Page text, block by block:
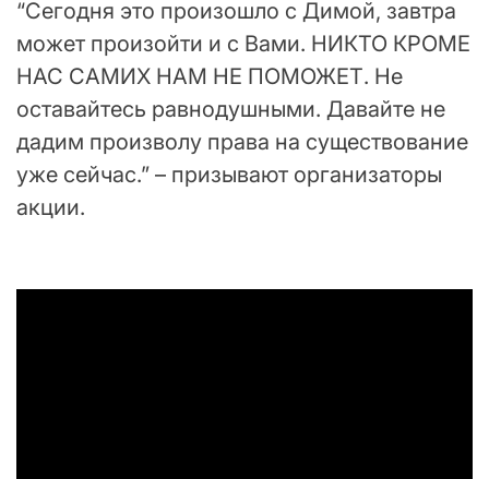
“Сегодня это произошло с Димой, завтра
может произойти и с Вами. НИКТО КРОМЕ
НАС САМИХ НАМ НЕ ПОМОЖЕТ. Не
оставайтесь равнодушными. Давайте не
дадим произволу права на существование
уже сейчас.” – призывают организаторы
акции.